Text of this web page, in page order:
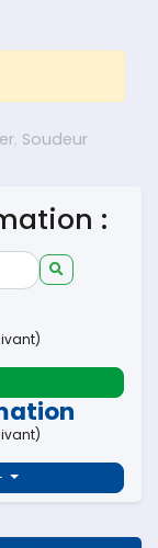
:
ou
, Soudeur